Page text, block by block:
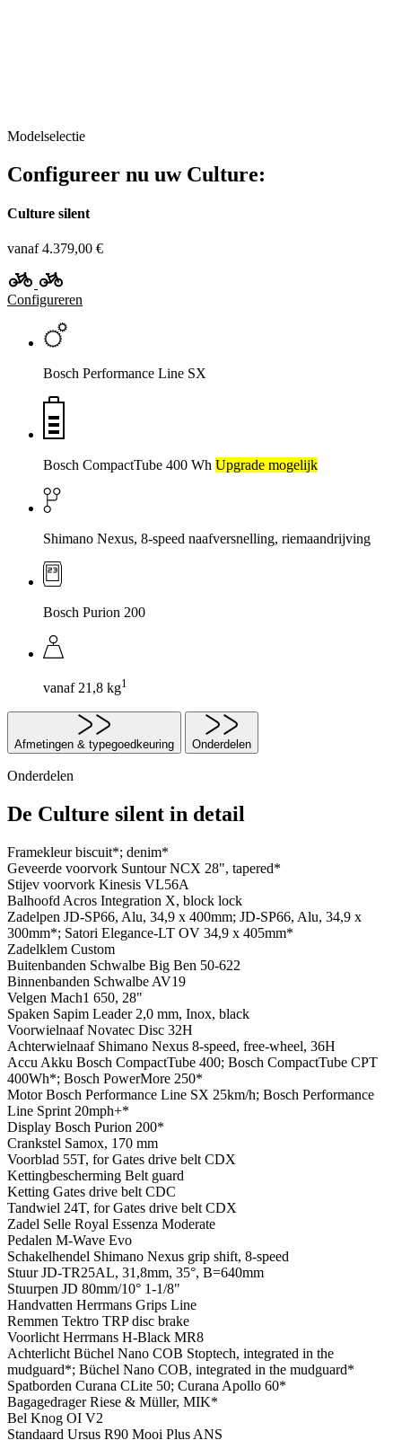
Modelselectie
Configureer nu uw Culture:
Culture silent
vanaf 4.379,00 €
Configureren
Bosch Performance Line SX
Bosch CompactTube 400 Wh Upgrade mogelijk
Shimano Nexus, 8-speed naafversnelling, riemaandrijving
Bosch Purion 200
vanaf 21,8 kg1
Afmetingen & typegoedkeuring Onderdelen
Onderdelen
De Culture silent in detail
Framekleurbiscuit*; denim*
Geveerde voorvork Suntour NCX 28", tapered*
Stijev voorvork Kinesis VL56A
Balhoofd Acros Integration X, block lock
Zadelpen JD-SP66, Alu, 34,9 x 400mm; JD-SP66, Alu, 34,9 x
300mm*; Satori Elegance-LT OV 34,9 x 405mm*
Zadelklem Custom
Buitenbanden Schwalbe Big Ben 50-622
Binnenbanden Schwalbe AV19
Velgen Mach1 650, 28"
Spaken Sapim Leader 2,0 mm, Inox, black
VoorwielnaafNovatec Disc 32H
Achterwielnaaf Shimano Nexus 8-speed, free-wheel, 36H
Accu Akku Bosch CompactTube 400; Bosch CompactTube CPT
400Wh*; Bosch PowerMore 250*
MotorBosch Performance Line SX 25km/h; Bosch Performance
Line Sprint 20mph+*
Display Bosch Purion 200*
Crankstel Samox, 170 mm
Voorblad 55T, for Gates drive belt CDX
Kettingbescherming Belt guard
Ketting Gates drive belt CDC
Tandwiel 24T, for Gates drive belt CDX
Zadel Selle Royal Essenza Moderate
Pedalen M-Wave Evo
Schakelhendel Shimano Nexus grip shift, 8-speed
StuurJD-TR25AL, 31,8mm, 35°, B=640mm
Stuurpen JD 80mm/10° 1-1/8"
Handvatten Herrmans Grips Line
Remmen Tektro TRP disc brake
Voorlicht Herrmans H-Black MR8
Achterlicht Büchel Nano COB Stoptech, integrated in the
mudguard*; Büchel Nano COB, integrated in the mudguard*
Spatborden Curana CLite 50; Curana Apollo 60*
BagagedragerRiese & Müller, MIK*
Bel Knog OI V2
Standaard Ursus R90 Mooi Plus ANS